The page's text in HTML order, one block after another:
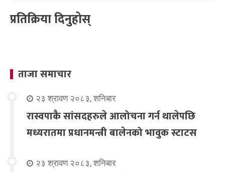
प्रतिक्रिया दिनुहोस्
ताजा समाचार
२३ श्रावण २०८३, शनिबार
रास्वपाकै सांसदहरुले आलोचना गर्न थालेपछि
मध्यरातमा प्रधानमन्त्री बालेनको भावुक स्टाटस
२३ श्रावण २०८३, शनिबार